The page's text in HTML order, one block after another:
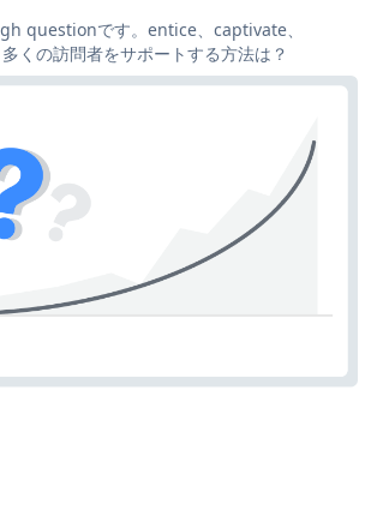
questionです。entice、captivate、
くの訪問者をサポートする方法は？